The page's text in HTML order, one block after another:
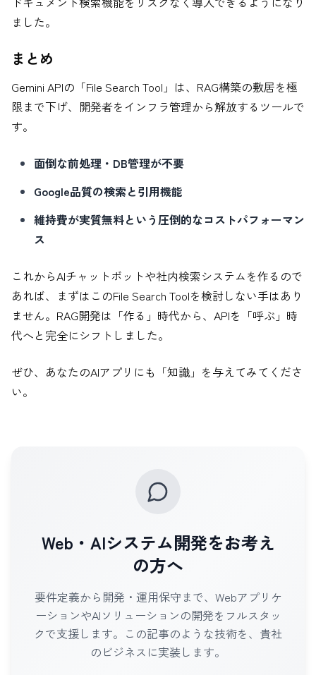
ました。
まとめ
Gemini APIの「File Search Tool」は、RAG構築の敷居を極
限まで下げ、開発者をインフラ管理から解放するツールで
す。
面倒な前処理・DB管理が不要
Google品質の検索と引用機能
維持費が実質無料という圧倒的なコストパフォーマン
ス
これからAIチャットボットや社内検索システムを作るので
あれば、まずはこのFile Search Toolを検討しない手はあり
ません。RAG開発は「作る」時代から、APIを「呼ぶ」時
代へと完全にシフトしました。
ぜひ、あなたのAIアプリにも「知識」を与えてみてくださ
い。
Web・AIシステム開発をお考え
の方へ
要件定義から開発・運用保守まで、Webアプリケ
ーションやAIソリューションの開発をフルスタッ
クで支援します。この記事のような技術を、貴社
のビジネスに実装します。